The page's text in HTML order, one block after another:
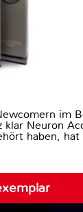
im
klar Neuron
haben,